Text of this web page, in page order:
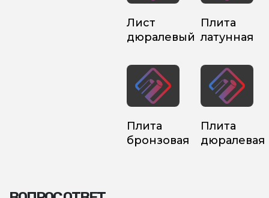
Лист
дюралевый
Плита
латунная
Плита
бронзовая
Плита
дюралевая